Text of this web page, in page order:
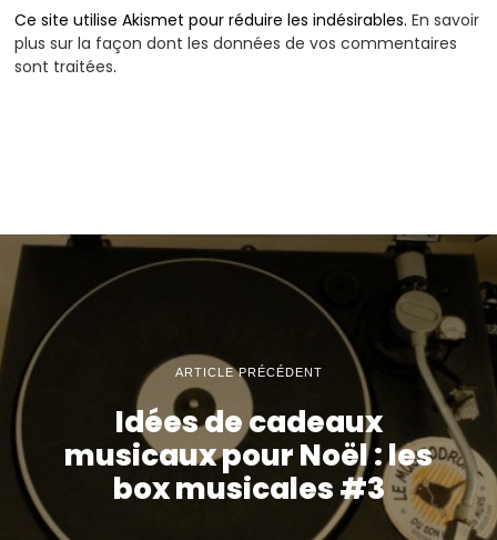
Ce site utilise Akismet pour réduire les indésirables.En savoir
plus sur la façon dont les données de vos commentaires
sont traitées.
ARTICLE PRÉCÉDENT
Idées de cadeaux
musicaux pour Noël : les
box musicales #3